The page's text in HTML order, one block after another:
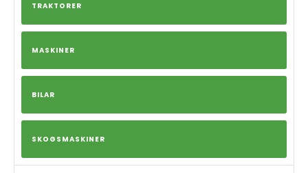
TRAKTORER
MASKINER
BILAR
SKOGSMASKINER